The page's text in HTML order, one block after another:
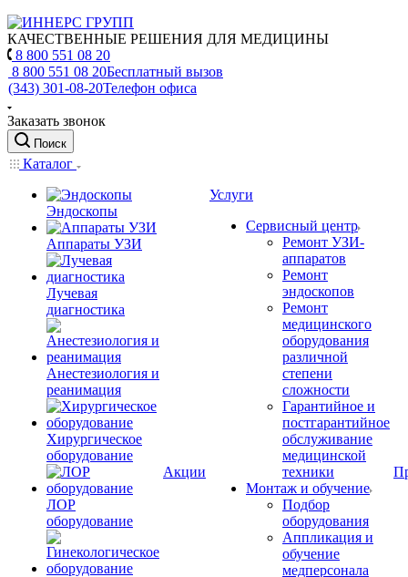
КАЧЕСТВЕННЫЕ РЕШЕНИЯ ДЛЯ МЕДИЦИНЫ
8 800 551 08 20
8 800 551 08 20Бесплатный вызов
(343) 301-08-20Телефон офиса
Заказать звонок
Поиск
Каталог
Эндоскопы
Аппараты УЗИ
Лучевая
диагностика
Анестезиология и
реанимация
Хирургическое
оборудование
ЛОР
оборудование
Акции
Услуги
Сервисный центр
Ремонт УЗИ-
аппаратов
Ремонт
эндоскопов
Ремонт
медицинского
оборудования
различной
степени
сложности
Гарантийное и
постгарантийное
обслуживание
медицинской
техники
Монтаж и обучение
Подбор
оборудования
Аппликация и
обучение
медперсонала